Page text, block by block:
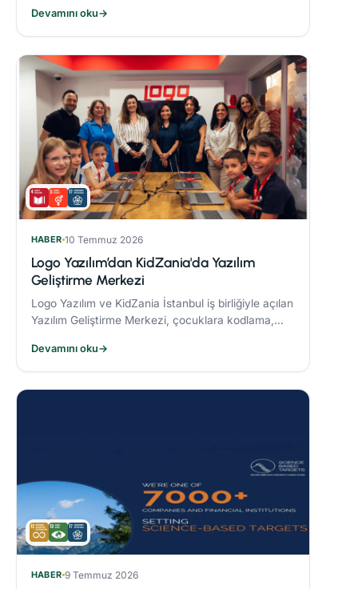
Devamını oku→
HABER 10 Temmuz 2026
Logo Yazılım’dan KidZania'da Yazılım
Geliştirme Merkezi
Logo Yazılım ve KidZania İstanbul iş birliğiyle açılan
Yazılım Geliştirme Merkezi, çocuklara kodlama,
kazandırmayı hedefliyor.
Devamını oku→
HABER 9 Temmuz 2026